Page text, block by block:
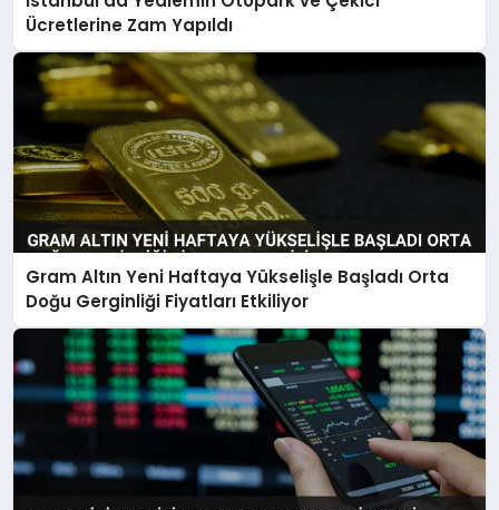
Ücretlerine Zam Yapıldı
Gram Altın Yeni Haftaya Yükselişle Başladı Orta
Doğu Gerginliği Fiyatları Etkiliyor